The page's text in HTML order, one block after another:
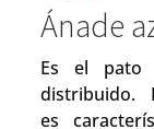
Ánade
Es el pato
distribuido.
es